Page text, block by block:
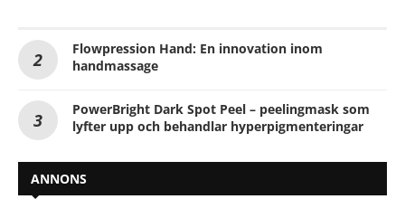
Flowpression Hand: En innovation inom
handmassage
PowerBright Dark Spot Peel – peelingmask som
lyfter upp och behandlar hyperpigmenteringar
ANNONS